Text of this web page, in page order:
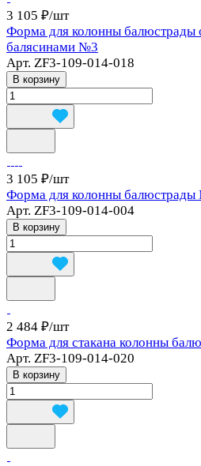
3 105 ₽/шт
Форма для колонны балюстрады
балясинами №3
Арт. ZF3-109-014-018
В корзину
3 105 ₽/шт
Форма для колонны
Арт. ZF3-109-014-004
В корзину
2 484 ₽/шт
Форма для стакана колонны
Арт. ZF3-109-014-020
В корзину